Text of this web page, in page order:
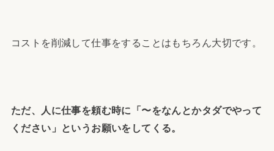
コストを削減して仕事をすることはもちろん大切です。
ただ、人に仕事を頼む時に「〜をなんとかタダでやって
ください」というお願いをしてくる。